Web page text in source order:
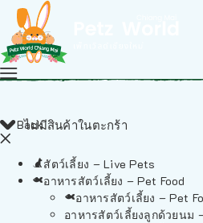
ไม่มีสินค้าในตะกร้า
Back
สัตว์เลี้ยง – Live Pets
อาหารสัตว์เลี้ยง – Pet Food
อาหารสัตว์เลี้ยง – Pet
อาหารสัตว์เลี้ยงลูกด้วยนม